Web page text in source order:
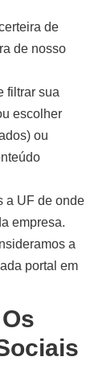
de
de nosso
filtrar sua
escolher
ou
a UF de onde
empresa.
a
portal em